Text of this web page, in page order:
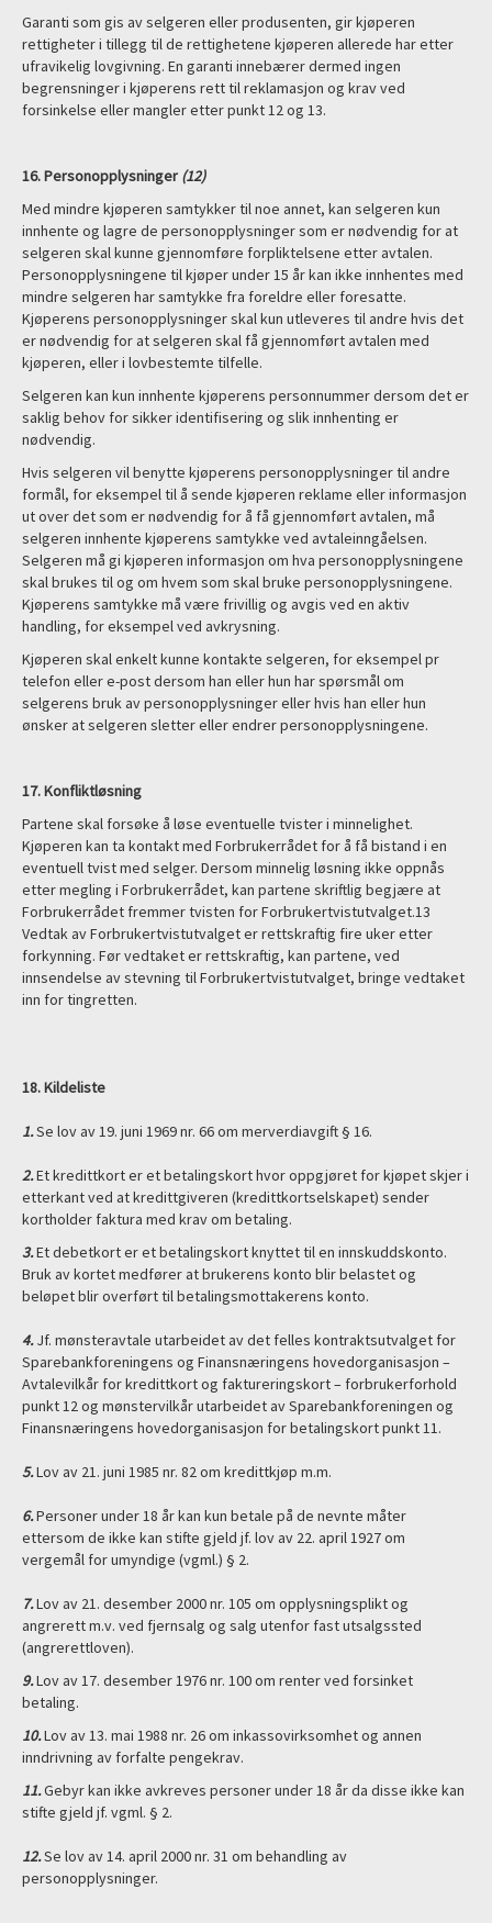
Garanti som gis av selgeren eller produsenten, gir kjøperen
rettigheter i tillegg til de rettighetene kjøperen allerede har etter
ufravikelig lovgivning. En garanti innebærer dermed ingen
begrensninger i kjøperens rett til reklamasjon og krav ved
forsinkelse eller mangler etter punkt 12 og 13.
16. Personopplysninger (12)
Med mindre kjøperen samtykker til noe annet, kan selgeren kun
innhente og lagre de personopplysninger som er nødvendig for at
selgeren skal kunne gjennomføre forpliktelsene etter avtalen.
Personopplysningene til kjøper under 15 år kan ikke innhentes med
mindre selgeren har samtykke fra foreldre eller foresatte.
Kjøperens personopplysninger skal kun utleveres til andre hvis det
er nødvendig for at selgeren skal få gjennomført avtalen med
kjøperen, eller i lovbestemte tilfelle.
Selgeren kan kun innhente kjøperens personnummer dersom det er
saklig behov for sikker identifisering og slik innhenting er
nødvendig.
Hvis selgeren vil benytte kjøperens personopplysninger til andre
formål, for eksempel til å sende kjøperen reklame eller informasjon
ut over det som er nødvendig for å få gjennomført avtalen, må
selgeren innhente kjøperens samtykke ved avtaleinngåelsen.
Selgeren må gi kjøperen informasjon om hva personopplysningene
skal brukes til og om hvem som skal bruke personopplysningene.
Kjøperens samtykke må være frivillig og avgis ved en aktiv
handling, for eksempel ved avkrysning.
Kjøperen skal enkelt kunne kontakte selgeren, for eksempel pr
telefon eller e-post dersom han eller hun har spørsmål om
selgerens bruk av personopplysninger eller hvis han eller hun
ønsker at selgeren sletter eller endrer personopplysningene.
17. Konfliktløsning
Partene skal forsøke å løse eventuelle tvister i minnelighet.
Kjøperen kan ta kontakt med Forbrukerrådet for å få bistand i en
eventuell tvist med selger. Dersom minnelig løsning ikke oppnås
etter megling i Forbrukerrådet, kan partene skriftlig begjære at
Forbrukerrådet fremmer tvisten for Forbrukertvistutvalget.13
Vedtak av Forbrukertvistutvalget er rettskraftig fire uker etter
forkynning. Før vedtaket er rettskraftig, kan partene, ved
innsendelse av stevning til Forbrukertvistutvalget, bringe vedtaket
inn for tingretten.
18. Kildeliste
1.Se lov av 19. juni 1969 nr. 66 om merverdiavgift § 16.
2.Et kredittkort er et betalingskort hvor oppgjøret for kjøpet skjer i
etterkant ved at kredittgiveren (kredittkortselskapet) sender
kortholder faktura med krav om betaling.
3.Et debetkort er et betalingskort knyttet til en innskuddskonto.
Bruk av kortet medfører at brukerens konto blir belastet og
beløpet blir overført til betalingsmottakerens konto.
4. Jf. mønsteravtale utarbeidet av det felles kontraktsutvalget for
Sparebankforeningens og Finansnæringens hovedorganisasjon –
Avtalevilkår for kredittkort og faktureringskort – forbrukerforhold
punkt 12 og mønstervilkår utarbeidet av Sparebankforeningen og
Finansnæringens hovedorganisasjon for betalingskort punkt 11.
5.Lov av 21. juni 1985 nr. 82 om kredittkjøp m.m.
6.Personer under 18 år kan kun betale på de nevnte måter
ettersom de ikke kan stifte gjeld jf. lov av 22. april 1927 om
vergemål for umyndige (vgml.) § 2.
7.Lov av 21. desember 2000 nr. 105 om opplysningsplikt og
angrerett m.v. ved fjernsalg og salg utenfor fast utsalgssted
(angrerettloven).
9.Lov av 17. desember 1976 nr. 100 om renter ved forsinket
betaling.
10.Lov av 13. mai 1988 nr. 26 om inkassovirksomhet og annen
inndrivning av forfalte pengekrav.
11.Gebyr kan ikke avkreves personer under 18 år da disse ikke kan
stifte gjeld jf. vgml. § 2.
12.Se lov av 14. april 2000 nr. 31 om behandling av
personopplysninger.